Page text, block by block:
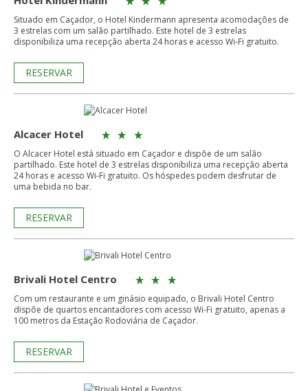
Situado em Caçador, o Hotel Kindermann apresenta acomodações de
3 estrelas com um salão partilhado. Este hotel de 3 estrelas
disponibiliza uma recepção aberta 24 horas e acesso Wi-Fi gratuito.
RESERVAR
Alcacer Hotel
O Alcacer Hotel está situado em Caçador e dispõe de um salão
partilhado. Este hotel de 3 estrelas disponibiliza uma recepção aberta
24 horas e acesso Wi-Fi gratuito. Os hóspedes podem desfrutar de
uma bebida no bar.
RESERVAR
Brivali Hotel Centro
Com um restaurante e um ginásio equipado, o Brivali Hotel Centro
dispõe de quartos encantadores com acesso Wi-Fi gratuito, apenas a
100 metros da Estação Rodoviária de Caçador.
RESERVAR